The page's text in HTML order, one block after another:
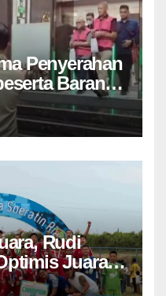
Penyerahan
Barang
Korupsi Tata
Rudi
Juara